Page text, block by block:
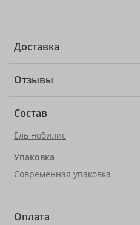
Доставка
Отзывы
Состав
Ель нобилис
Упаковка
Современная упаковка
Оплата